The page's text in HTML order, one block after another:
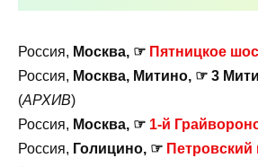
Россия, Москва, ☞ Пятницкое
Россия, Москва, Митино, ☞ 3
(АРХИВ)
Россия, Москва, ☞ 1-й
Россия, Голицино, ☞ Петровский